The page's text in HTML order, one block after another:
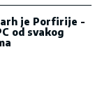
je Porfirije -
od svakog